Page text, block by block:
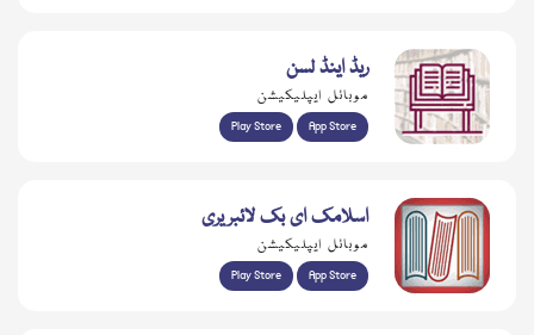
ریڈ اینڈ لسن
موبائل ایپلیکیشن
Play Store App Store
اسلامک ای بک لائبریری
موبائل ایپلیکیشن
Play Store App Store